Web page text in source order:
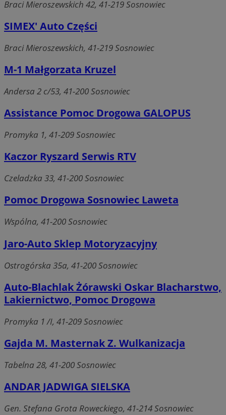
Braci Mieroszewskich 42, 41-219 Sosnowiec
SIMEX' Auto Części
Braci Mieroszewskich, 41-219 Sosnowiec
M-1 Małgorzata Kruzel
Andersa 2 c/53, 41-200 Sosnowiec
Assistance Pomoc Drogowa GALOPUS
Promyka 1, 41-209 Sosnowiec
Kaczor Ryszard Serwis RTV
Czeladzka 33, 41-200 Sosnowiec
Pomoc Drogowa Sosnowiec Laweta
Wspólna, 41-200 Sosnowiec
Jaro-Auto Sklep Motoryzacyjny
Ostrogórska 35a, 41-200 Sosnowiec
Auto-Blachlak Żórawski Oskar Blacharstwo,
Lakiernictwo, Pomoc Drogowa
Promyka 1 /I, 41-209 Sosnowiec
Gajda M. Masternak Z. Wulkanizacja
Tabelna 28, 41-200 Sosnowiec
ANDAR JADWIGA SIELSKA
Gen. Stefana Grota Roweckiego, 41-214 Sosnowiec